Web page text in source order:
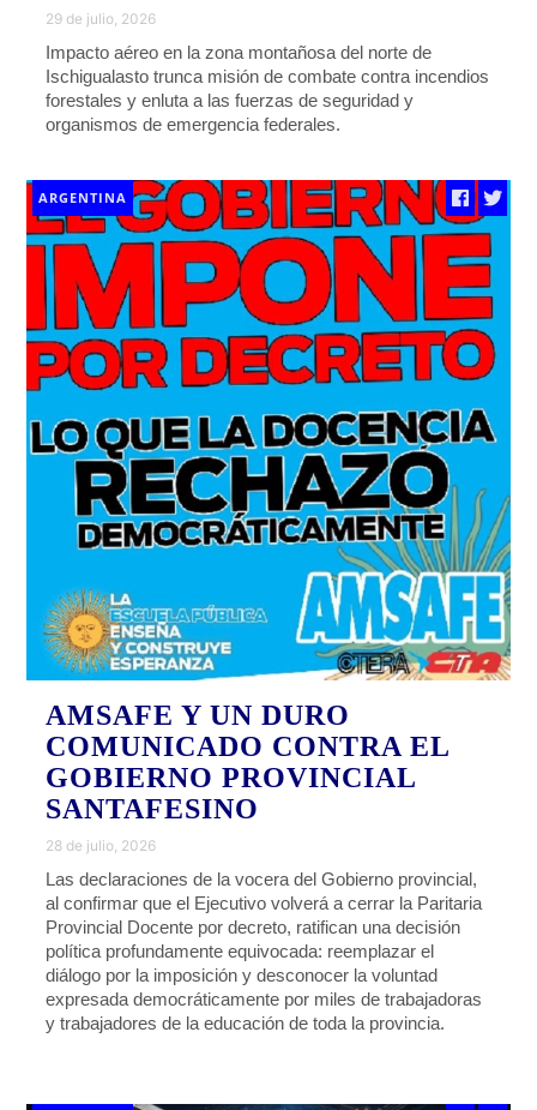
29 de julio, 2026
Impacto aéreo en la zona montañosa del norte de
Ischigualasto trunca misión de combate contra incendios
forestales y enluta a las fuerzas de seguridad y
organismos de emergencia federales.
ARGENTINA
AMSAFE Y UN DURO
COMUNICADO CONTRA EL
GOBIERNO PROVINCIAL
SANTAFESINO
28 de julio, 2026
Las declaraciones de la vocera del Gobierno provincial,
al confirmar que el Ejecutivo volverá a cerrar la Paritaria
Provincial Docente por decreto, ratifican una decisión
política profundamente equivocada: reemplazar el
diálogo por la imposición y desconocer la voluntad
expresada democráticamente por miles de trabajadoras
y trabajadores de la educación de toda la provincia.